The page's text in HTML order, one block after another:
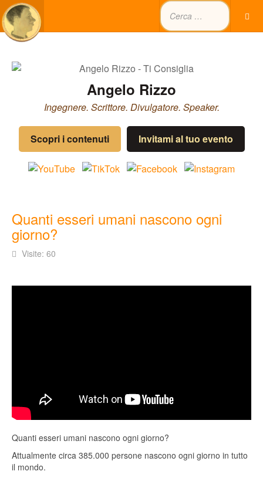
Angelo Rizzo
Ingegnere. Scrittore. Divulgatore. Speaker.
Scopri i contenuti Invitami al tuo evento
Quanti esseri umani nascono ogni
giorno?
Visite: 60
Quanti esseri umani nascono ogni giorno?
Attualmente circa 385.000 persone nascono ogni giorno in tutto
il mondo.